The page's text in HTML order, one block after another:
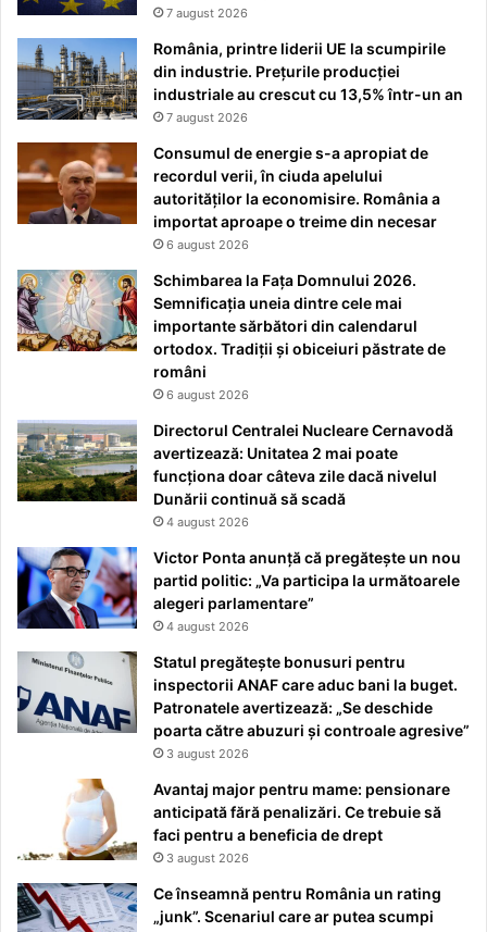
7 august 2026
România, printre liderii UE la scumpirile
din industrie. Prețurile producției
industriale au crescut cu 13,5% într-un an
7 august 2026
Consumul de energie s-a apropiat de
recordul verii, în ciuda apelului
autorităților la economisire. România a
importat aproape o treime din necesar
6 august 2026
Schimbarea la Fața Domnului 2026.
Semnificația uneia dintre cele mai
importante sărbători din calendarul
ortodox. Tradiții și obiceiuri păstrate de
români
6 august 2026
Directorul Centralei Nucleare Cernavodă
avertizează: Unitatea 2 mai poate
funcționa doar câteva zile dacă nivelul
Dunării continuă să scadă
4 august 2026
Victor Ponta anunță că pregătește un nou
partid politic: „Va participa la următoarele
alegeri parlamentare”
4 august 2026
Statul pregătește bonusuri pentru
inspectorii ANAF care aduc bani la buget.
Patronatele avertizează: „Se deschide
poarta către abuzuri și controale agresive”
3 august 2026
Avantaj major pentru mame: pensionare
anticipată fără penalizări. Ce trebuie să
faci pentru a beneficia de drept
3 august 2026
Ce înseamnă pentru România un rating
„junk”. Scenariul care ar putea scumpi